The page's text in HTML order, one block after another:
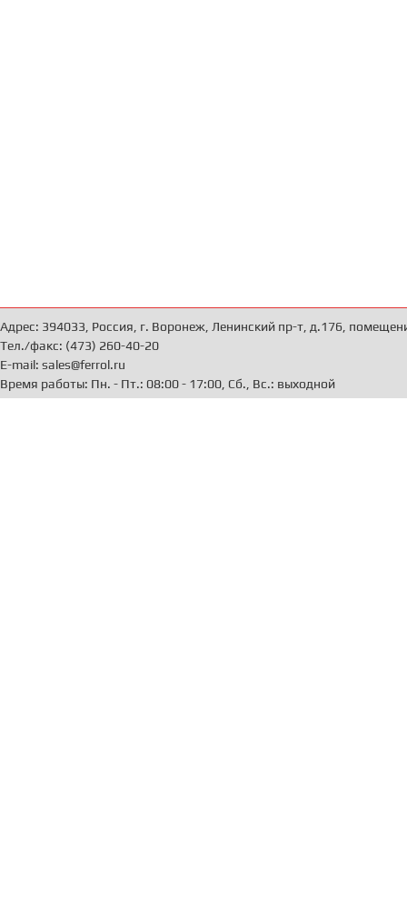
Адрес: 394033, Россия, г. Воронеж, Ленинский пр-т, д.176,
Тел./факс: (473) 260-40-20
E-mail: sales@ferrol.ru
Время работы: Пн. - Пт.: 08:00 - 17:00, Сб., Вс.: выходной